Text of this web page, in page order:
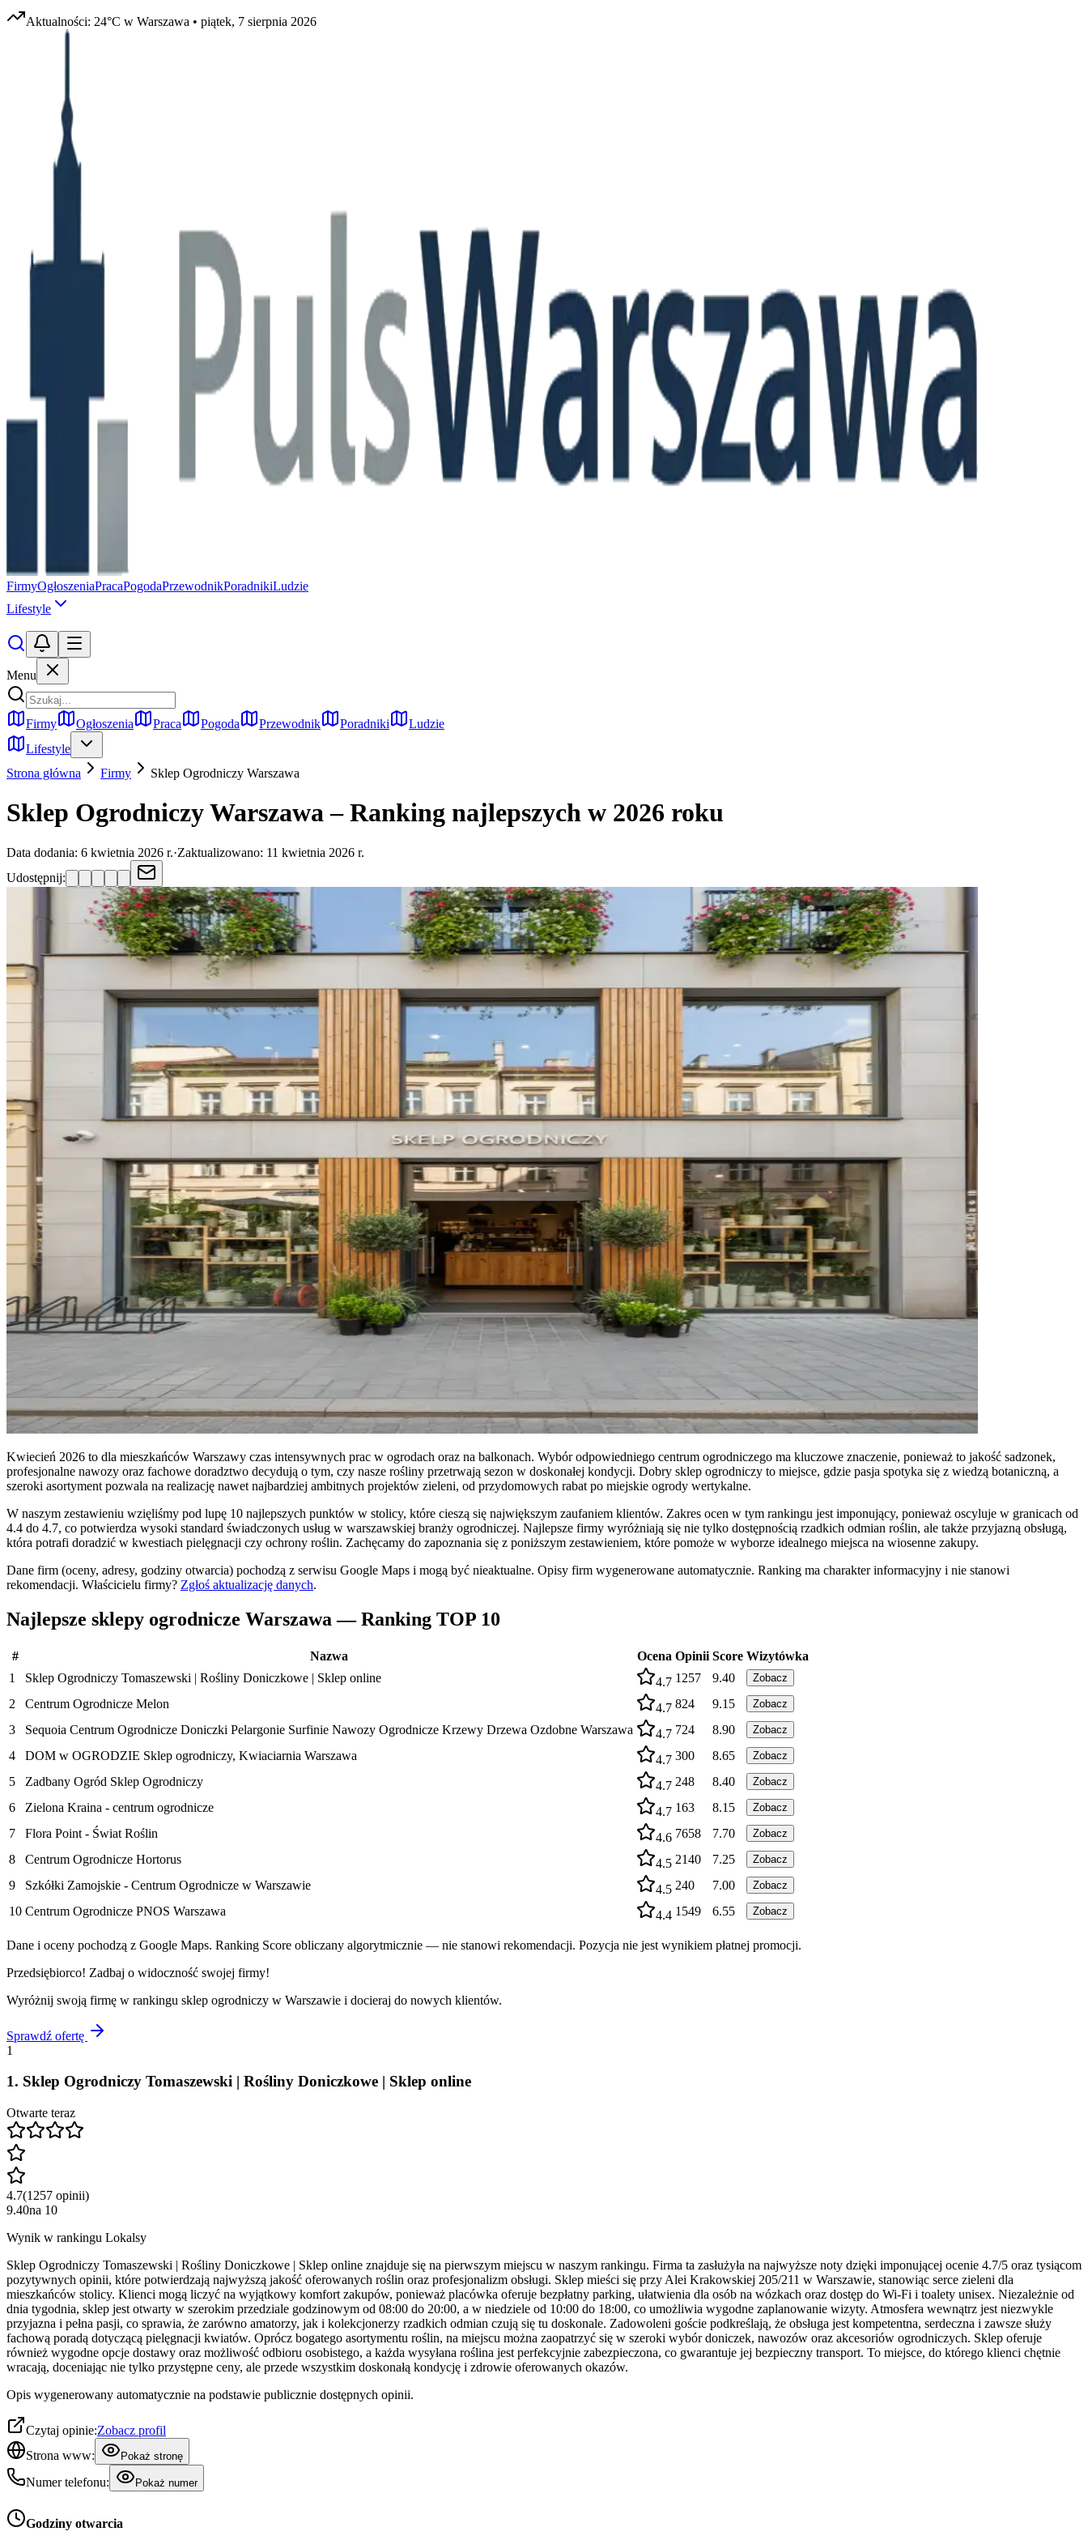
Aktualności: 24°C w Warszawa • piątek, 7 sierpnia 2026
FirmyOgłoszeniaPracaPogodaPrzewodnikPoradnikiLudzie
Lifestyle
Menu
Firmy Ogłoszenia Praca Pogoda Przewodnik Poradniki
Ludzie
Lifestyle
Strona główna
Firmy Sklep Ogrodniczy Warszawa
Sklep Ogrodniczy Warszawa – Ranking najlepszych w 2026 roku
Data dodania: 6 kwietnia 2026 r.·Zaktualizowano: 11 kwietnia 2026 r.
Udostępnij:
Kwiecień 2026 to dla mieszkańców Warszawy czas intensywnych prac w ogrodach oraz na balkonach. Wybór odpowiedniego centrum ogrodniczego ma kluczowe znaczenie, ponieważ to jakość sadzonek,
profesjonalne nawozy oraz fachowe doradztwo decydują o tym, czy nasze rośliny przetrwają sezon w doskonałej kondycji. Dobry sklep ogrodniczy to miejsce, gdzie pasja spotyka się z wiedzą botaniczną, a
szeroki asortyment pozwala na realizację nawet najbardziej ambitnych projektów zieleni, od przydomowych rabat po miejskie ogrody wertykalne.
W naszym zestawieniu wzięliśmy pod lupę 10 najlepszych punktów w stolicy, które cieszą się największym zaufaniem klientów. Zakres ocen w tym rankingu jest imponujący, ponieważ oscyluje w granicach od
4.4 do 4.7, co potwierdza wysoki standard świadczonych usług w warszawskiej branży ogrodniczej. Najlepsze firmy wyróżniają się nie tylko dostępnością rzadkich odmian roślin, ale także przyjazną obsługą,
która potrafi doradzić w kwestiach pielęgnacji czy ochrony roślin. Zachęcamy do zapoznania się z poniższym zestawieniem, które pomoże w wyborze idealnego miejsca na wiosenne zakupy.
Dane firm (oceny, adresy, godziny otwarcia) pochodzą z serwisu Google Maps i mogą być nieaktualne. Opisy firm wygenerowane automatycznie. Ranking ma charakter informacyjny i nie stanowi
rekomendacji. Właścicielu firmy? Zgłoś aktualizację danych.
Najlepsze sklepy ogrodnicze Warszawa — Ranking TOP 10
# Nazwa Ocena Opinii Score Wizytówka
1
Sklep Ogrodniczy Tomaszewski | Rośliny Doniczkowe | Sklep online 4.7 1257 9.40 Zobacz
2 Centrum Ogrodnicze Melon 4.7 824 9.15 Zobacz
3 Sequoia Centrum Ogrodnicze Doniczki Pelargonie Surfinie Nawozy Ogrodnicze Krzewy Drzewa Ozdobne Warszawa 4.7 724 8.90 Zobacz
4 DOM w OGRODZIE Sklep ogrodniczy, Kwiaciarnia Warszawa 4.7 300 8.65 Zobacz
5 Zadbany Ogród Sklep Ogrodniczy 4.7 248 8.40 Zobacz
6 Zielona Kraina - centrum ogrodnicze 4.7 163 8.15 Zobacz
7 Flora Point - Świat Roślin 4.6 7658 7.70 Zobacz
8 Centrum Ogrodnicze Hortorus 4.5 2140 7.25 Zobacz
9 Szkółki Zamojskie - Centrum Ogrodnicze w Warszawie 4.5 240 7.00 Zobacz
10 Centrum Ogrodnicze PNOS Warszawa 4.4 1549 6.55 Zobacz
Dane i oceny pochodzą z Google Maps. Ranking Score obliczany algorytmicznie — nie stanowi rekomendacji. Pozycja nie jest wynikiem płatnej promocji.
Przedsiębiorco! Zadbaj o widoczność swojej firmy!
Wyróżnij swoją firmę w rankingu sklep ogrodniczy w Warszawie i docieraj do nowych klientów.
Sprawdź ofertę
1
1. Sklep Ogrodniczy Tomaszewski | Rośliny Doniczkowe | Sklep online
Otwarte teraz
4.7(1257 opinii)
9.40na 10
Wynik w rankingu Lokalsy
Sklep Ogrodniczy Tomaszewski | Rośliny Doniczkowe | Sklep online znajduje się na pierwszym miejscu w naszym rankingu. Firma ta zasłużyła na najwyższe noty dzięki imponującej ocenie 4.7/5 oraz tysiącom
pozytywnych opinii, które potwierdzają najwyższą jakość oferowanych roślin oraz profesjonalizm obsługi. Sklep mieści się przy Alei Krakowskiej 205/211 w Warszawie, stanowiąc serce zieleni dla
mieszkańców stolicy. Klienci mogą liczyć na wyjątkowy komfort zakupów, ponieważ placówka oferuje bezpłatny parking, ułatwienia dla osób na wózkach oraz dostęp do Wi-Fi i toalety unisex. Niezależnie od
dnia tygodnia, sklep jest otwarty w szerokim przedziale godzinowym od 08:00 do 20:00, a w niedziele od 10:00 do 18:00, co umożliwia wygodne zaplanowanie wizyty. Atmosfera wewnątrz jest niezwykle
przyjazna i pełna pasji, co sprawia, że zarówno amatorzy, jak i kolekcjonerzy rzadkich odmian czują się tu doskonale. Zadowoleni goście podkreślają, że obsługa jest kompetentna, serdeczna i zawsze służy
fachową poradą dotyczącą pielęgnacji kwiatów. Oprócz bogatego asortymentu roślin, na miejscu można zaopatrzyć się w szeroki wybór doniczek, nawozów oraz akcesoriów ogrodniczych. Sklep oferuje
również wygodne opcje dostawy oraz możliwość odbioru osobistego, a każda wysyłana roślina jest perfekcyjnie zabezpieczona, co gwarantuje jej bezpieczny transport. To miejsce, do którego klienci chętnie
wracają, doceniając nie tylko przystępne ceny, ale przede wszystkim doskonałą kondycję i zdrowie oferowanych okazów.
Opis wygenerowany automatycznie na podstawie publicznie dostępnych opinii.
Czytaj opinie:Zobacz profil
Strona www:
Pokaż stronę
Numer telefonu: Pokaż numer
Godziny otwarcia